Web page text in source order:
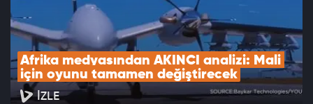
Afrika medyasından AKINCI analizi: Mali
için oyunu tamamen değiştirecek
İZLE